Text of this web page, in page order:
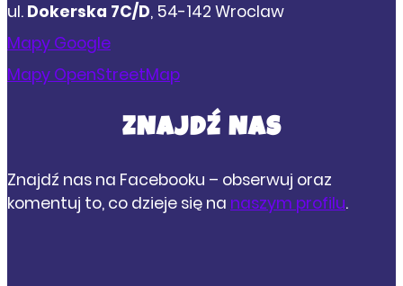
ul. Dokerska 7C/D, 54-142 Wroclaw
Mapy Google
Mapy OpenStreetMap
ZNAJDŹ NAS
Znajdź nas na Facebooku – obserwuj oraz
komentuj to, co dzieje się na naszym profilu.